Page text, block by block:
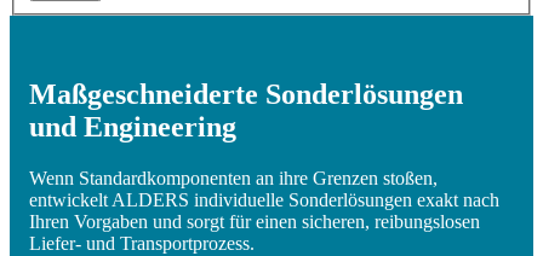
Maßgeschneiderte Sonderlösungen
und Engineering
Wenn Standardkomponenten an ihre Grenzen stoßen,
entwickelt ALDERS individuelle Sonderlösungen exakt nach
Ihren Vorgaben und sorgt für einen sicheren, reibungslosen
Liefer- und Transportprozess.